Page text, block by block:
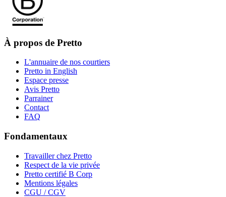
À propos de Pretto
L'annuaire de nos courtiers
Pretto in English
Espace presse
Avis Pretto
Parrainer
Contact
FAQ
Fondamentaux
Travailler chez Pretto
Respect de la vie privée
Pretto certifié B Corp
Mentions légales
CGU / CGV